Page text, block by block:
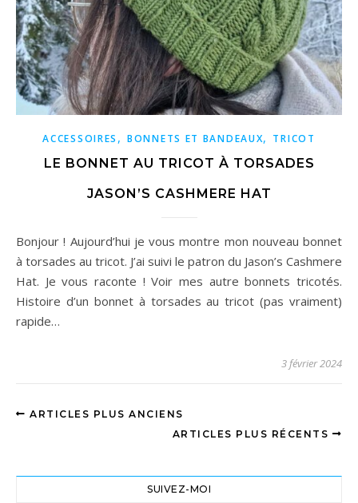
ACCESSOIRES ,BONNETS ET BANDEAUX, TRICOT
LE BONNET AU TRICOT À TORSADES
JASON’S CASHMERE HAT
Bonjour ! Aujourd’hui je vous montre mon nouveau bonnet
à torsades au tricot. J’ai suivi le patron du Jason’s Cashmere
Hat. Je vous raconte ! Voir mes autre bonnets tricotés.
Histoire d’un bonnet à torsades au tricot (pas vraiment)
rapide…
3 février 2024
ARTICLES PLUS ANCIENS
ARTICLES PLUS RÉCENTS
SUIVEZ-MOI